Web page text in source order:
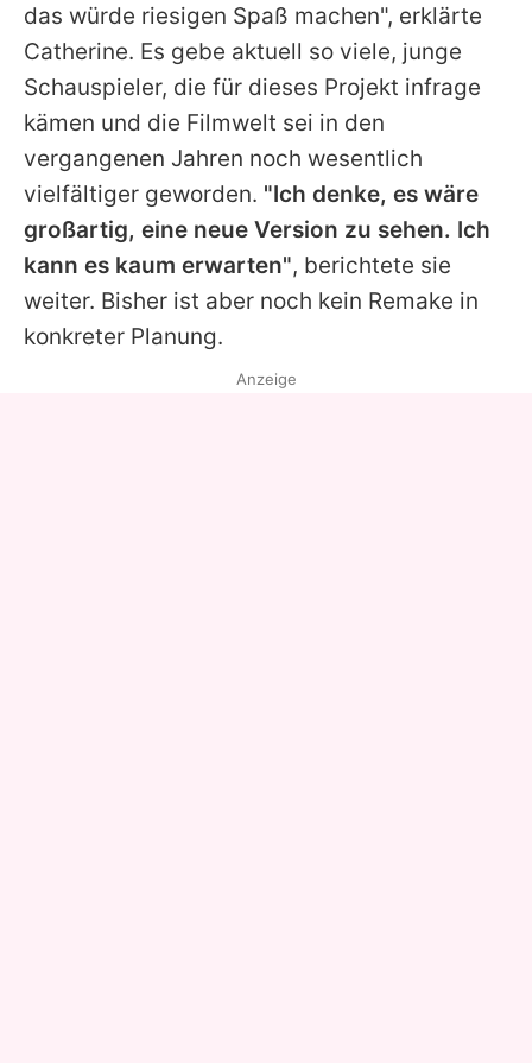
das würde riesigen Spaß machen", erklärte
Catherine. Es gebe aktuell so viele, junge
Schauspieler, die für dieses Projekt infrage
kämen und die Filmwelt sei in den
vergangenen Jahren noch wesentlich
vielfältiger geworden. "Ich denke, es wäre
großartig, eine neue Version zu sehen. Ich
kann es kaum erwarten", berichtete sie
weiter. Bisher ist aber noch kein Remake in
konkreter Planung.
Anzeige